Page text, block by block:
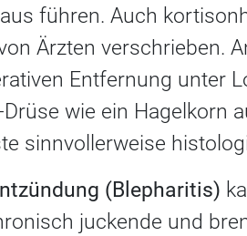
führen. Auch
Ärzten verschrieben.
Entfernung unter
wie ein Hagelkorn
sinnvollerweise
(Blepharitis)
juckende und